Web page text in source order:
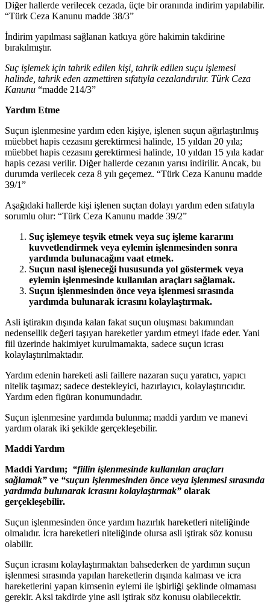
Diğer hallerde verilecek cezada, üçte bir oranında indirim yapılabilir.
“Türk Ceza Kanunu madde 38/3”
İndirim yapılması sağlanan katkıya göre hakimin takdirine
bırakılmıştır.
Suç işlemek için tahrik edilen kişi, tahrik edilen suçu işlemesi
halinde, tahrik eden azmettiren sıfatıyla cezalandırılır. Türk Ceza
Kanunu “madde 214/3”
Yardım Etme
Suçun işlenmesine yardım eden kişiye, işlenen suçun ağırlaştırılmış
müebbet hapis cezasını gerektirmesi halinde, 15 yıldan 20 yıla;
müebbet hapis cezasını gerektirmesi halinde, 10 yıldan 15 yıla kadar
hapis cezası verilir. Diğer hallerde cezanın yarısı indirilir. Ancak, bu
durumda verilecek ceza 8 yılı geçemez. “Türk Ceza Kanunu madde
39/1”
Aşağıdaki hallerde kişi işlenen suçtan dolayı yardım eden sıfatıyla
sorumlu olur: “Türk Ceza Kanunu madde 39/2”
Suç işlemeye teşvik etmek veya suç işleme kararını
kuvvetlendirmek veya eylemin işlenmesinden sonra
yardımda bulunacağını vaat etmek.
Suçun nasıl işleneceği hususunda yol göstermek veya
eylemin işlenmesinde kullanılan araçları sağlamak.
Suçun işlenmesinden önce veya işlenmesi sırasında
yardımda bulunarak icrasını kolaylaştırmak.
Asli iştirakın dışında kalan fakat suçun oluşması bakımından
nedensellik değeri taşıyan hareketler yardım etmeyi ifade eder. Yani
fiil üzerinde hakimiyet kurulmamakta, sadece suçun icrası
kolaylaştırılmaktadır.
Yardım edenin hareketi asli faillere nazaran suçu yaratıcı, yapıcı
nitelik taşımaz; sadece destekleyici, hazırlayıcı, kolaylaştırıcıdır.
Yardım eden figüran konumundadır.
Suçun işlenmesine yardımda bulunma; maddi yardım ve manevi
yardım olarak iki şekilde gerçekleşebilir.
Maddi Yardım
Maddi Yardım; “fiilin işlenmesinde kullanılan araçları
sağlamak” ve “suçun işlenmesinden önce veya işlenmesi sırasında
yardımda bulunarak icrasını kolaylaştırmak” olarak
gerçekleşebilir.
Suçun işlenmesinden önce yardım hazırlık hareketleri niteliğinde
olmalıdır. İcra hareketleri niteliğinde olursa asli iştirak söz konusu
olabilir.
Suçun icrasını kolaylaştırmaktan bahsederken de yardımın suçun
işlenmesi sırasında yapılan hareketlerin dışında kalması ve icra
hareketlerini yapan kimsenin eylemi ile işbirliği şeklinde olmaması
gerekir. Aksi takdirde yine asli iştirak söz konusu olabilecektir.